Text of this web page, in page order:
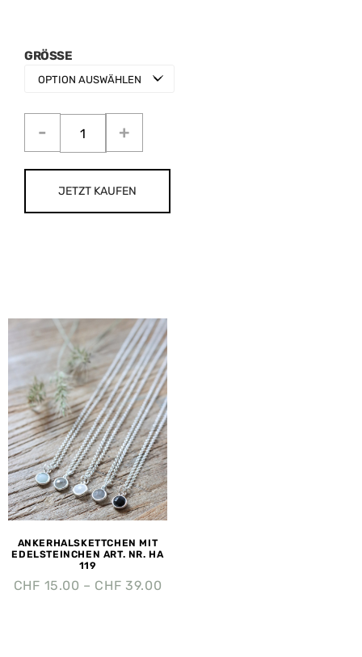
GRÖSSE
JETZT KAUFEN
ANKERHALSKETTCHEN MIT
EDELSTEINCHEN ART. NR. HA
119
CHF 15.00 – CHF 39.00